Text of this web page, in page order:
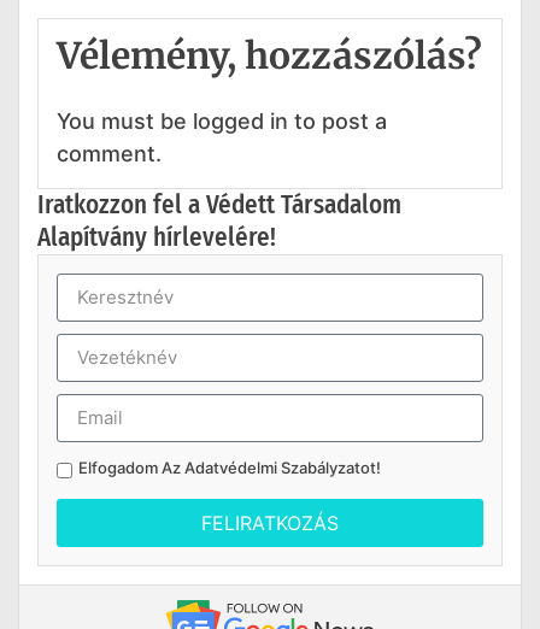
Vélemény, hozzászólás?
You must be logged in to post a
comment.
Iratkozzon fel a Védett Társadalom
Alapítvány hírlevelére!
Elfogadom AzAdatvédelmi Szabályzatot!
FELIRATKOZÁS